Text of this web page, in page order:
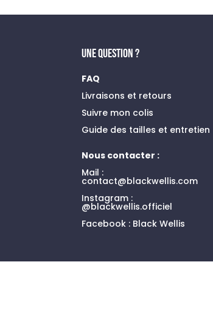
était :
est :
UNE QUESTION ?
FAQ
Livraisons et retours
Suivre mon colis
Guide des tailles et entretien
Nous contacter :
Mail :
contact@blackwellis.com
Instagram :
@blackwellis.officiel
Facebook : Black Wellis